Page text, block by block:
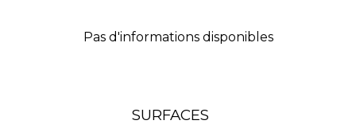
Pas d'informations disponibles
SURFACES